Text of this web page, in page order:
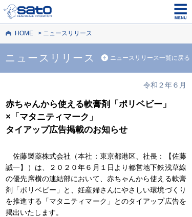
HOME ニュースリリース
ニュースリリース ニュースリリース一覧に戻る
令和２年６月
赤ちゃんから使える軟膏剤「ポリベビー」
×「マタニティマーク」
タイアップ広告掲載のお知らせ
佐藤製薬株式会社（本社：東京都港区、社長：【佐藤
誠一】）は、２０２０年６月１日より都営地下鉄浅草線
の優先席横の連結部において、赤ちゃんから使える軟膏
剤「ポリベビー」と、妊産婦さんにやさしい環境づくり
を推進する「マタニティマーク」とのタイアップ広告を
掲出いたします。